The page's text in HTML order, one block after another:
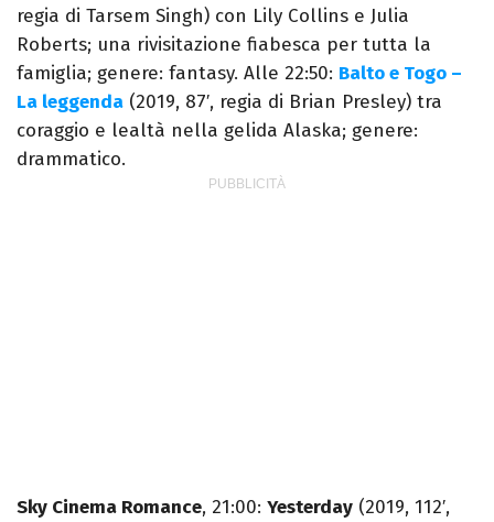
regia di Tarsem Singh) con Lily Collins e Julia
Roberts; una rivisitazione fiabesca per tutta la
famiglia; genere: fantasy. Alle 22:50: Balto e Togo –
La leggenda (2019, 87′, regia di Brian Presley) tra
coraggio e lealtà nella gelida Alaska; genere:
drammatico.
Sky Cinema Romance, 21:00: Yesterday (2019, 112′,